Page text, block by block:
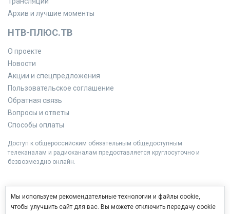
Архив и лучшие моменты
НТВ-ПЛЮС.ТВ
О проекте
Новости
Акции и спецпредложения
Пользовательское соглашение
Обратная связь
Вопросы и ответы
Способы оплаты
Доступ к общероссийским обязательным общедоступным
телеканалам и радиоканалам предоставляется круглосуточно и
безвозмездно онлайн.
Мы используем рекомендательные технологии и файлы cookie,
чтобы улучшить сайт для вас. Вы можете отключить передачу cookie